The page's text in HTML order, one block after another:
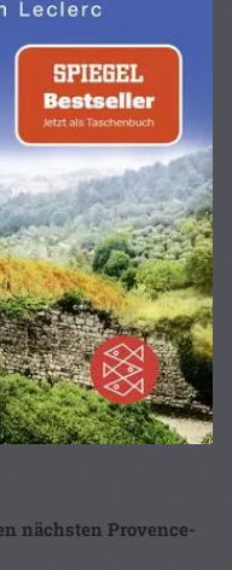
nächsten Provence-